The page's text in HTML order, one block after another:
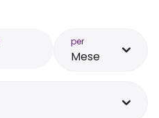
per
Mese